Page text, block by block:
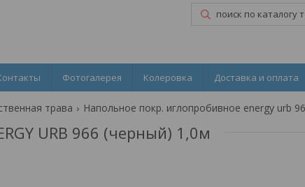
Фотогалерея Колеровка Доставка и оплата
трава
URB 966 (черный) 1,0м